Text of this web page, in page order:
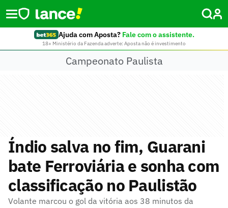
Ajuda com Aposta? Fale com o assistente.
18+ Ministério da Fazenda adverte: Aposta não é investimento
Campeonato Paulista
Índio salva no fim, Guarani
bate Ferroviária e sonha com
classificação no Paulistão
Volante marcou o gol da vitória aos 38 minutos da